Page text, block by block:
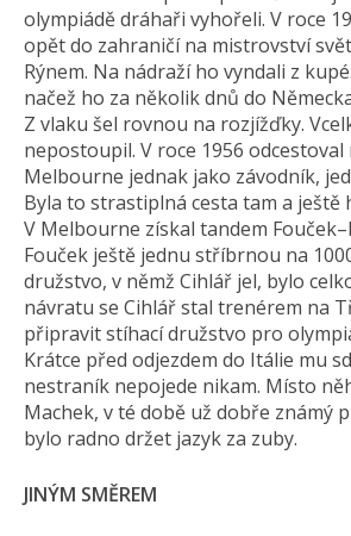
olympiádě dráhaři vyhořeli. V roce
opět do zahraničí na mistrovství
Rýnem. Na nádraží ho vyndali z
načež ho za několik dnů do
Z vlaku šel rovnou na rozjížďky.
nepostoupil. V roce 1956
Melbourne jednak jako závodník,
Byla to strastiplná cesta tam a ještě
V Melbourne získal tandem
Fouček ještě jednu stříbrnou na
družstvo, v němž Cihlář jel, bylo
návratu se Cihlář stal trenérem na
připravit stíhací družstvo pro
Krátce před odjezdem do Itálie mu
nestraník nepojede nikam. Místo
Machek, v té době už dobře známý
bylo radno držet jazyk za zuby.
JINÝM SMĚREM